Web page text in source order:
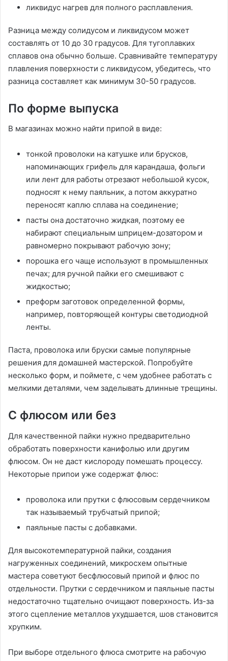
ликвидус нагрев для полного расплавления.
Разница между солидусом и ликвидусом может
составлять от 10 до 30 градусов. Для тугоплавких
сплавов она обычно больше. Сравнивайте температуру
плавления поверхности с ликвидусом, убедитесь, что
разница составляет как минимум 30-50 градусов.
По форме выпуска
В магазинах можно найти припой в виде:
тонкой проволоки на катушке или брусков,
напоминающих грифель для карандаша, фольги
или лент для работы отрезают небольшой кусок,
подносят к нему паяльник, а потом аккуратно
переносят каплю сплава на соединение;
пасты она достаточно жидкая, поэтому ее
набирают специальным шприцем-дозатором и
равномерно покрывают рабочую зону;
порошка его чаще используют в промышленных
печах; для ручной пайки его смешивают с
жидкостью;
преформ заготовок определенной формы,
например, повторяющей контуры светодиодной
ленты.
Паста, проволока или бруски самые популярные
решения для домашней мастерской. Попробуйте
несколько форм, и поймете, с чем удобнее работать с
мелкими деталями, чем заделывать длинные трещины.
С флюсом или без
Для качественной пайки нужно предварительно
обработать поверхности канифолью или другим
флюсом. Он не даст кислороду помешать процессу.
Некоторые припои уже содержат флюс:
проволока или прутки с флюсовым сердечником
так называемый трубчатый припой;
паяльные пасты с добавками.
Для высокотемпературной пайки, создания
нагруженных соединений, микросхем опытные
мастера советуют бесфлюсовый припой и флюс по
отдельности. Прутки с сердечником и паяльные пасты
недостаточно тщательно очищают поверхность. Из-за
этого сцепление металлов ухудшается, шов становится
хрупким.
При выборе отдельного флюса смотрите на рабочую